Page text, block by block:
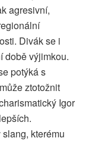
agresivní,
Divák se i
době výjimkou.
potýká s
ztotožnit
Igor
kterému